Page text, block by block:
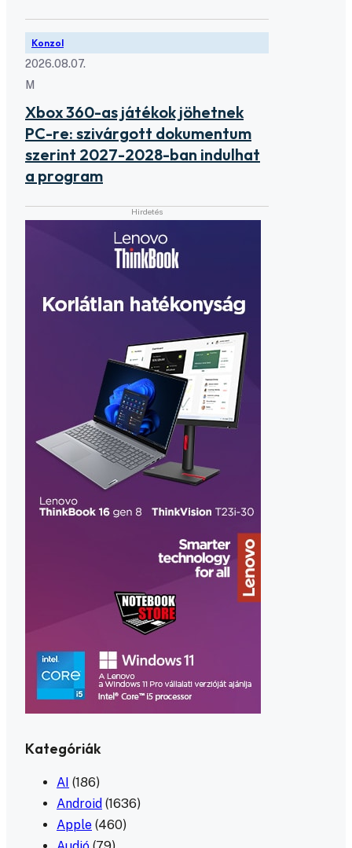
Konzol
2026.08.07.
M
Xbox 360-as játékok jöhetnek
PC-re: szivárgott dokumentum
szerint 2027-2028-ban indulhat
a program
Kategóriák
AI (186)
Android (1636)
Apple (460)